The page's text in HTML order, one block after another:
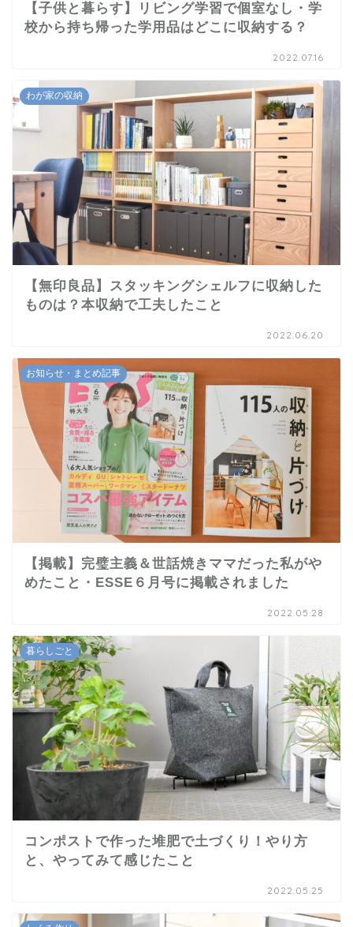
【子供と暮らす】リビング学習で個室なし・学
校から持ち帰った学用品はどこに収納する？
2022.07.16
わが家の収納
【無印良品】スタッキングシェルフに収納した
ものは？本収納で工夫したこと
2022.06.20
お知らせ・まとめ記事
【掲載】完璧主義＆世話焼きママだった私がや
めたこと・ESSE６月号に掲載されました
2022.05.28
暮らしごと
コンポストで作った堆肥で土づくり！やり方
と、やってみて感じたこと
2022.05.25